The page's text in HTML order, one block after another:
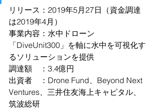
リリース：2019年5月27日（資金調達
は2019年4月）
事業内容：水中ドローン
「DiveUnit300」を軸に水中を可視化す
るソリューションを提供
調達額　：3.4億円
出資者　：Drone Fund、Beyond Next
Ventures、三井住友海上キャピタル、
筑波総研